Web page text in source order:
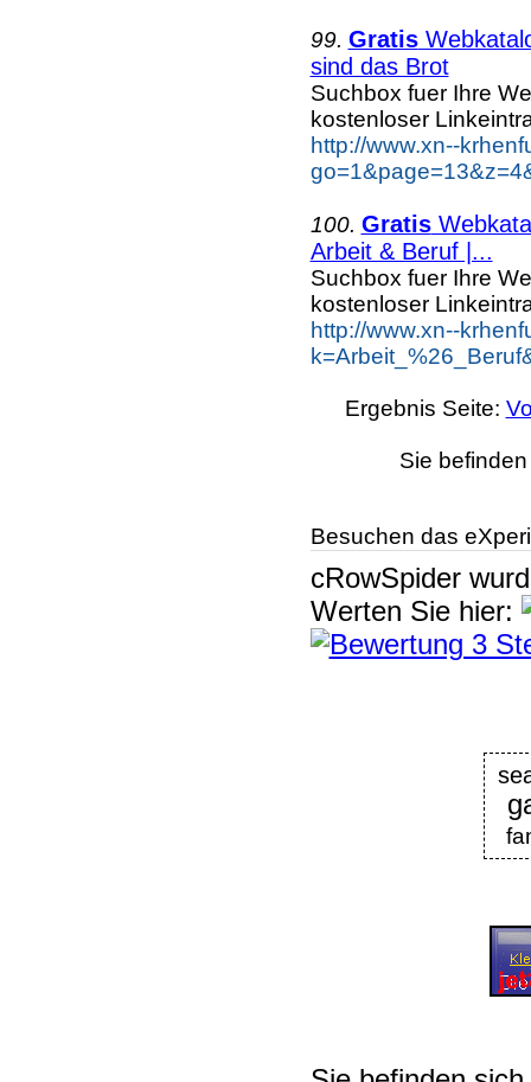
99. Gratis
sind das Brot
Suchbox fuer Ihre
kostenloser
http://www.xn--
100. Gratis
Arbeit & Beruf |...
Suchbox fuer Ihre
kostenloser
http://www.xn--
Ergebnis Seite:
Sie
Besuchen das
cRowSpider
Werten Sie hier: